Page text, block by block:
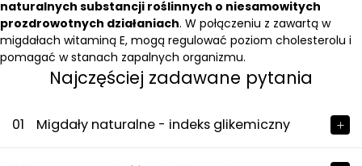
naturalnych substancji roślinnych o niesamowitych
prozdrowotnych działaniach. W połączeniu z zawartą w
migdałach witaminą E, mogą regulować poziom cholesterolu i
pomagać w stanach zapalnych organizmu.
Najczęściej zadawane pytania
01 Migdały naturalne - indeks glikemiczny